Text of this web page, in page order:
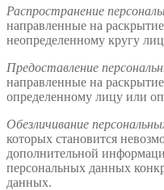
Распространение
направленные на
неопределенному кругу
Предоставление
направленные на
определенному лицу или
Обезличивание
которых становится
дополнительной
персональных данных
данных.